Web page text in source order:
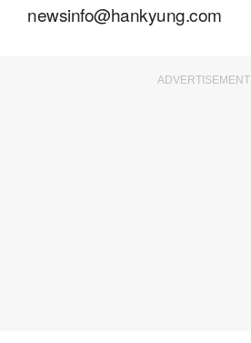
newsinfo@hankyung.com
ADVERTISEMENT